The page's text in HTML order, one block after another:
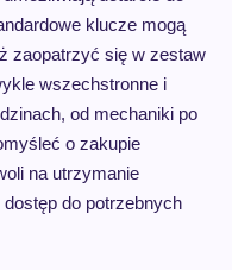
klucze mogą
zaopatrzyć się w zestaw
wszechstronne i
od mechaniki po
o zakupie
na utrzymanie
do potrzebnych